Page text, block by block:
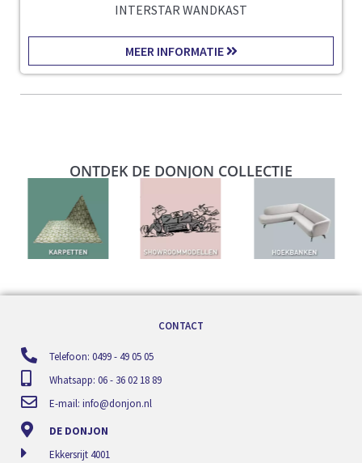
INTERSTAR WANDKAST
MEER INFORMATIE
ONTDEK DE DONJON COLLECTIE
CONTACT
Telefoon: 0499 - 49 05 05
Whatsapp: 06 - 36 02 18 89
E-mail: info@donjon.nl
DE DONJON
Ekkersrijt 4001